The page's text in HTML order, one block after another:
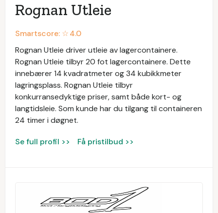
Rognan Utleie
Smartscore: ☆4.0
Rognan Utleie driver utleie av lagercontainere.
Rognan Utleie tilbyr 20 fot lagercontainere. Dette
innebærer 14 kvadratmeter og 34 kubikkmeter
lagringsplass. Rognan Utleie tilbyr
konkurransedyktige priser, samt både kort- og
langtidsleie. Som kunde har du tilgang til containeren
24 timer i døgnet.
Se full profil >> Få pristilbud >>